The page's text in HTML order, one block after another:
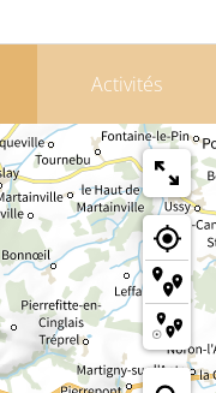
Activités